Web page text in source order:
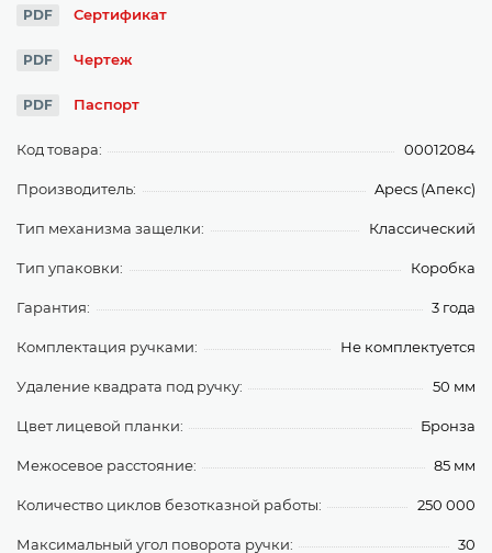
PDF Сертификат
PDF Чертеж
PDF Паспорт
Код товара: 00012084
Производитель: Apecs (Апекс)
Тип механизма защелки: Классический
Тип упаковки: Коробка
Гарантия: 3 года
Комплектация ручками: Не комплектуется
Удаление квадрата под ручку: 50 мм
Цвет лицевой планки: Бронза
Межосевое расстояние: 85 мм
Количество циклов безотказной работы: 250 000
Максимальный угол поворота ручки: 30